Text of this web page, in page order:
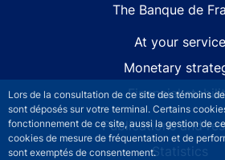
Lors de la consultation de ce site des témoins
sont déposés sur votre terminal. Certains
fonctionnement de ce site, aussi la gestion de
cookies de mesure de fréquentation et de
sont exemptés de consentement.
The Banque de
At your service
Monetary
Financial
Publications and
Statistics